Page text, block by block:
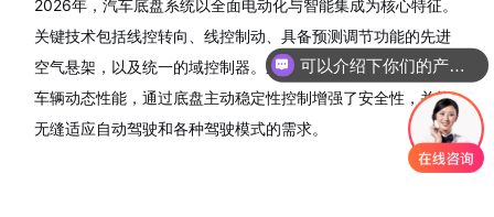
2026年，汽车底盘系统以全面电动化与智能集成为核心特征。
关键技术包括线控转向、线控制动、具备预测调节功能的先进
空气悬架，以及统一的域控制器。这些创新技术实现了卓越的
车辆动态性能，通过底盘主动稳定性控制增强了安全性，并能
无缝适应自动驾驶和各种驾驶模式的需求。
可以介绍下你们的产品么